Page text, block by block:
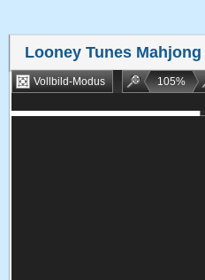
Looney Tunes Mahjong
Vollbild-Modus 105%